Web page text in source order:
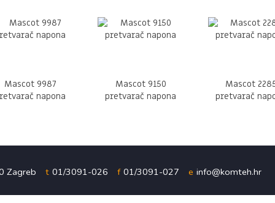
Mascot 9987
napona
Mascot 9150
pretvarač napona
Mascot
pretvarač
Zagreb t 01/3091-026 f 01/3091-027 e info@komteh.hr